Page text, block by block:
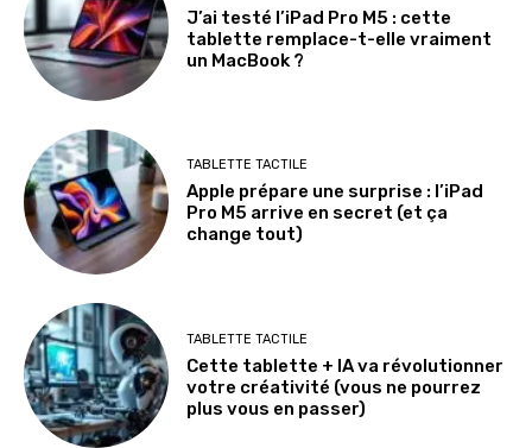
J’ai testé l’iPad Pro M5 : cette
tablette remplace-t-elle vraiment
un MacBook ?
TABLETTE TACTILE
Apple prépare une surprise : l’iPad
Pro M5 arrive en secret (et ça
change tout)
TABLETTE TACTILE
Cette tablette + IA va révolutionner
votre créativité (vous ne pourrez
plus vous en passer)